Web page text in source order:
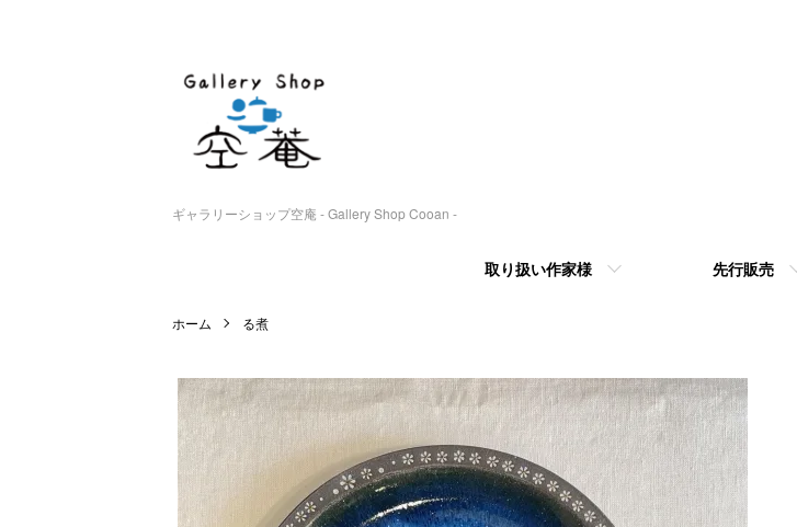
ギャラリーショップ空庵 - Gallery Shop Cooan -
取り扱い作家様 先行販売
ホーム る煮